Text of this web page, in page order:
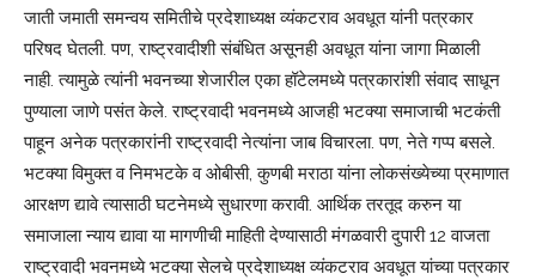
जाती जमाती समन्वय समितीचे प्रदेशाध्यक्ष व्यंकटराव अवधूत यांनी पत्रकार
परिषद घेतली. पण, राष्ट्रवादीशी संबंधित असूनही अवधूत यांना जागा मिळाली
नाही. त्यामुळे त्यांनी भवनच्या शेजारील एका हॉटेलमध्ये पत्रकारांशी संवाद साधून
पुण्याला जाणे पसंत केले. राष्ट्रवादी भवनमध्ये आजही भटक्या समाजाची भटकंती
पाहून अनेक पत्रकारांनी राष्ट्रवादी नेत्यांना जाब विचारला. पण, नेते गप्प बसले.
भटक्या विमुक्त व निमभटके व ओबीसी, कुणबी मराठा यांना लोकसंख्येच्या प्रमाणात
आरक्षण द्यावे त्यासाठी घटनेमध्ये सुधारणा करावी. आर्थिक तरतूद करुन या
समाजाला न्याय द्यावा या मागणीची माहिती देण्यासाठी मंगळवारी दुपारी 12 वाजता
राष्ट्रवादी भवनमध्ये भटक्या सेलचे प्रदेशाध्यक्ष व्यंकटराव अवधूत यांच्या पत्रकार